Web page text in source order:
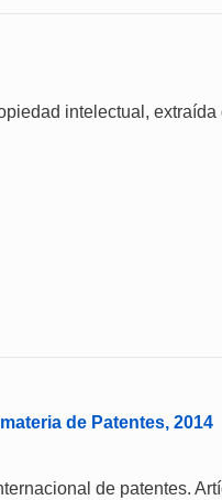
intelectual, extraída
de Patentes, 2014
de patentes.